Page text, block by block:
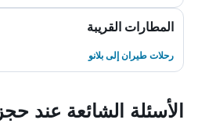
المطارات القريبة
رحلات طيران إلى بلانو
الأسئلة الشائعة عند